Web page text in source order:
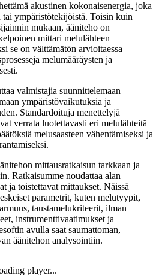
akustinen kokonaisenergia, joka
tai ympäristötekijöistä. Toisin kuin
mukaan, ääniteho on
mittari melulähteen
se on välttämätön arvioitaessa
melumääräysten ja
valmistajia suunnittelemaan
ympäristövaikutuksia ja
Standardoituja menettelyjä
verrata luotettavasti eri melulähteitä
melusaasteen vähentämiseksi ja
mittausratkaisun tarkkaan ja
Ratkaisumme noudattaa alan
ja toistettavat mittaukset. Näissä
parametrit, kuten melutyypit,
taustamelukriteerit, ilman
instrumenttivaatimukset ja
avulla saat saumattoman,
äänitehon analysointiin.
player...